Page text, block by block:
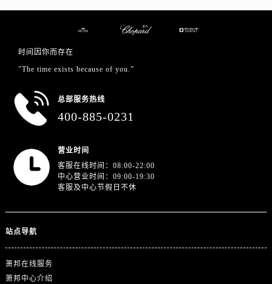
时间因你而存在
"The time exists because of you.”
总部服务热线
400-885-0231
营业时间
客服在线时间：08:00-22:00
中心营业时间：09:00-19:30
客服及中心节假日不休
站点导航
萧邦在线服务
萧邦中心介绍